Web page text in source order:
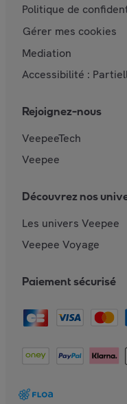
Politique de
Gérer mes cookies
Mediation
Accessibilité :
Rejoignez-nous
VeepeeTech
Veepee
Découvrez nos
Les univers Veepee
Veepee Voyage
Paiement sécurisé